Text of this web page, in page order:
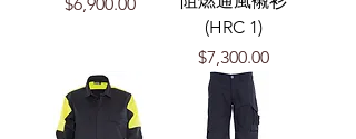
(HRC 1)
價格
$7,300.00